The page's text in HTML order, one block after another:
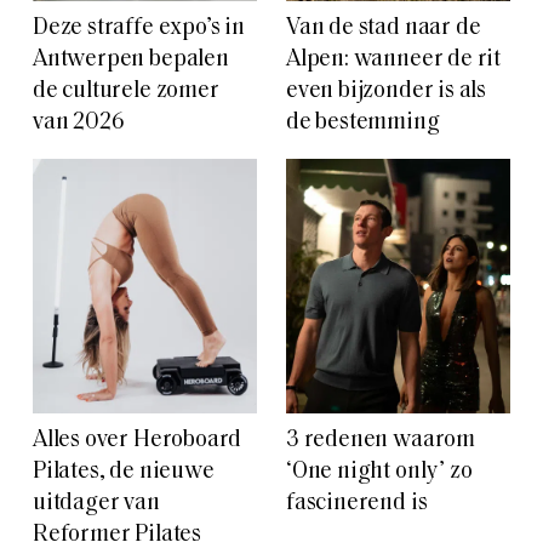
Deze straffe expo’s in
Antwerpen bepalen
de culturele zomer
van 2026
Van de stad naar de
Alpen: wanneer de rit
even bijzonder is als
de bestemming
Alles over Heroboard
Pilates, de nieuwe
uitdager van
Reformer Pilates
3 redenen waarom
‘One night only’ zo
fascinerend is